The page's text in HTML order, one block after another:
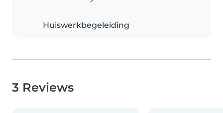
Huiswerkbegeleiding
3 Reviews